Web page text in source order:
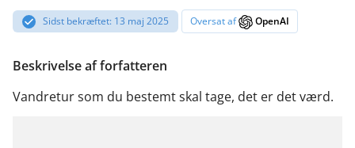
Sidst bekræftet: 13 maj 2025 Oversat af OpenAI
Beskrivelse af forfatteren
Vandretur som du bestemt skal tage, det er det værd.